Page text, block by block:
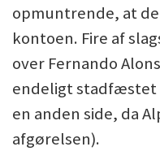
opmuntrende, at
kontoen. Fire af
over Fernando
endeligt stadfæstet
en anden side, da
afgørelsen).